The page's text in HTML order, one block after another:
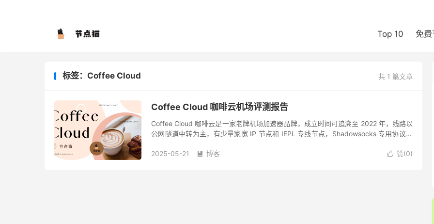
Top 10 免
共 1 篇文章
标签：Coffee Cloud
Coffee Cloud 咖啡云机场评测报告
Coffee Cloud 咖啡云是一家老牌机场加速器品牌，成立时间可追溯至 2022 年，线路以
公网隧道中转为主，有少量家宽 IP 节点和 IEPL 专线节点，Shadowsocks 专用协议，
 赞(0)
2025-05-21  博客